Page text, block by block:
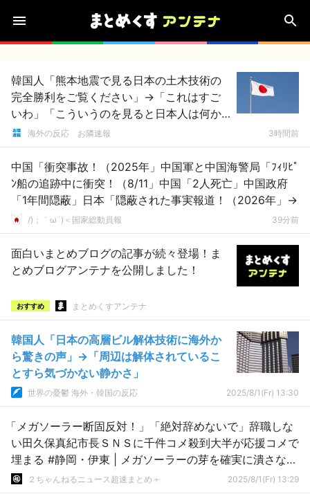
韓国人「熊本地震で見る日本の土木技術の
完全勝利をご覧ください」→「これはすご
いわ」「こういうのを見ると日本人は何か
適当に作る感じがしない・・・」「あれが
海外の反応 お隣速報 3時間前
中国「衝突事故！（2025年」中国軍と中国海警局「ﾌｨﾘﾋﾟ
ﾝ船の追跡中に衝突！（8/11」中国「2人死亡」中国政府
「1年間隠蔽」日本「隠蔽された事実報道！（2026年」→
/)；｀ω´)＜国家総動員報 39分前
面白いまとめブログの記事が続々登場！ま
とめブログアンテナを公開しました！
おすすめ まとめくすアンテナ
韓国人「日本の高層ビル解体技術に海外か
ら驚きの声」→「周辺は解体されているこ
とすら気づかない静かさ」
世界の憂鬱 海外・韓国の反応 2025/8/1(Fr) 13:30
「メガソーラー断固反対！」「絶対辞めないで」辞職しな
い田久保真紀市長ＳＮＳに千件コメ殺到大半が応援コメで
埋まる #静岡・伊東 | メガソーラーの芽を確実に潰さない
と復活するぞ
２ちゃんねるニュース超速まとめ＋ 2025/8/1(Fr) 13:29